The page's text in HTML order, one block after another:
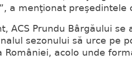
a menţionat preşedintele
Prundu Bârgăului se
sezonului să urce pe
României, acolo unde